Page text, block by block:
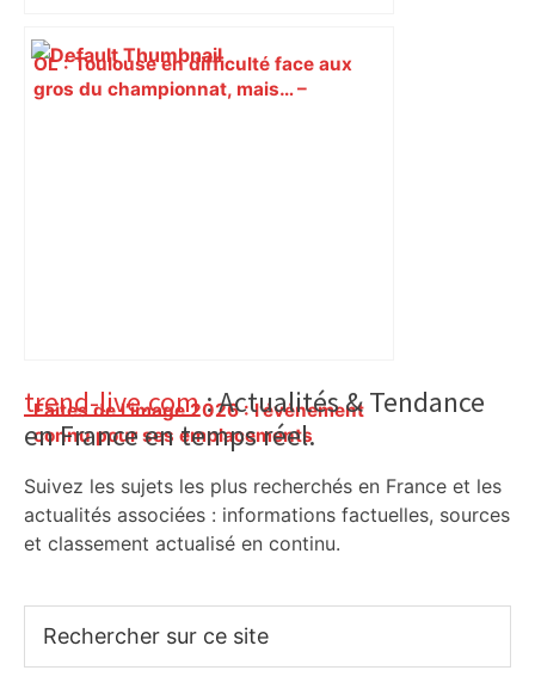
OL : Toulouse en difficulté face aux
gros du championnat, mais… –
Faites de l’image 2026 : l’événement
connu pour ses emplacements
édition à Toulouse – ladepeche.fr
Primary
Sidebar
trend-live.com: Actualités & Tendance
en France en temps réel.
Suivez les sujets les plus recherchés en France et les
actualités associées : informations factuelles, sources
et classement actualisé en continu.
sur